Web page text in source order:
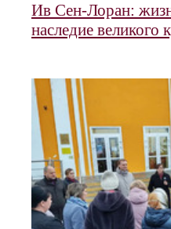
Ив Сен-Лоран:
наследие великого